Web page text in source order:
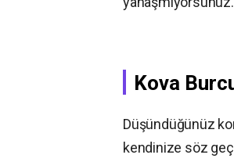
Kova
Düşündüğünüz
kendinize söz